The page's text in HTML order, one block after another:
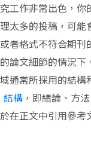
工作非常出色，你
太多的投稿，可能
者格式不符合期刊
論文細節的情況
通常所採用的結構
結構 ，即緒論、方
在正文中引用參考